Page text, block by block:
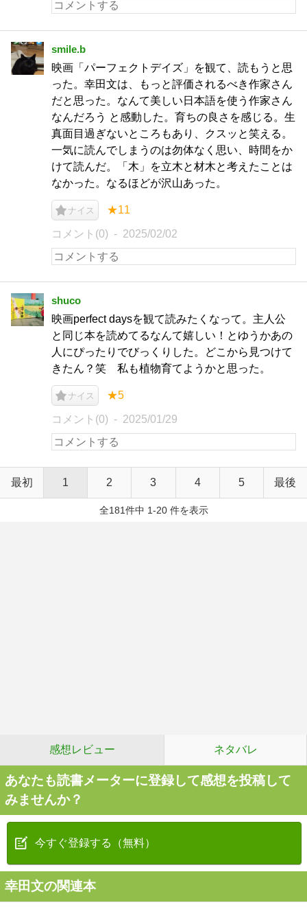
smile.b
映画「パーフェクトデイズ」を観て、読もうと思
った。幸田文は、もっと評価されるべき作家さん
だと思った。なんて美しい日本語を使う作家さん
なんだろう と感動した。育ちの良さを感じる。生
真面目過ぎないところもあり、クスッと笑える。
一気に読んでしまうのは勿体なく思い、時間をか
けて読んだ。「木」を立木と材木と考えたことは
なかった。なるほどが沢山あった。
ナイス ★11
コメント(0) 2025/02/02
shuco
映画perfect daysを観て読みたくなって。主人公
と同じ本を読めてるなんて嬉しい！とゆうかあの
人にぴったりでびっくりした。どこから見つけて
きたん？笑 私も植物育てようかと思った。
ナイス ★5
コメント(0) 2025/01/29
最初 1 2 3 4 5 最後
全181件中 1-20 件を表示
感想レビュー ネタバレ
あなたも読書メーターに登録して感想を投稿して
みませんか？
今すぐ登録する（無料）
幸田文の関連本